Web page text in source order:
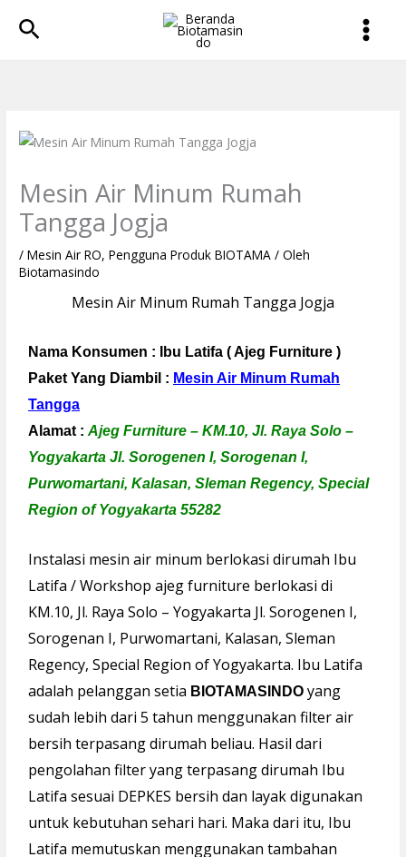
Cari
Mesin Air Minum Rumah
Tangga Jogja
/Mesin Air RO,Pengguna Produk BIOTAMA / Oleh
Biotamasindo
Mesin Air Minum Rumah Tangga Jogja
Nama Konsumen : Ibu Latifa ( Ajeg Furniture )
Paket Yang Diambil : Mesin Air Minum Rumah
Tangga
Alamat :Ajeg Furniture –KM.10, Jl. Raya Solo –
Yogyakarta Jl. Sorogenen I, Sorogenan I,
Purwomartani, Kalasan, Sleman Regency, Special
Region of Yogyakarta 55282
Instalasi mesin air minum berlokasi dirumah Ibu
Latifa / Workshop ajeg furniture berlokasi di
KM.10, Jl. Raya Solo – Yogyakarta Jl. Sorogenen I,
Sorogenan I, Purwomartani, Kalasan, Sleman
Regency, Special Region of Yogyakarta. Ibu Latifa
adalah pelanggan setia BIOTAMASINDOyang
sudah lebih dari 5 tahun menggunakan filter air
bersih terpasang dirumah beliau. Hasil dari
pengolahan filter yang terpasang dirumah Ibu
Latifa sesuai DEPKES bersih dan layak digunakan
untuk kebutuhan sehari hari. Maka dari itu, Ibu
Latifa memutuskan menggunakan tambahan